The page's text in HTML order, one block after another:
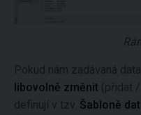
Pokud nám zadávaná
libovolně změnit (přidat
definují v tzv. Šabloně